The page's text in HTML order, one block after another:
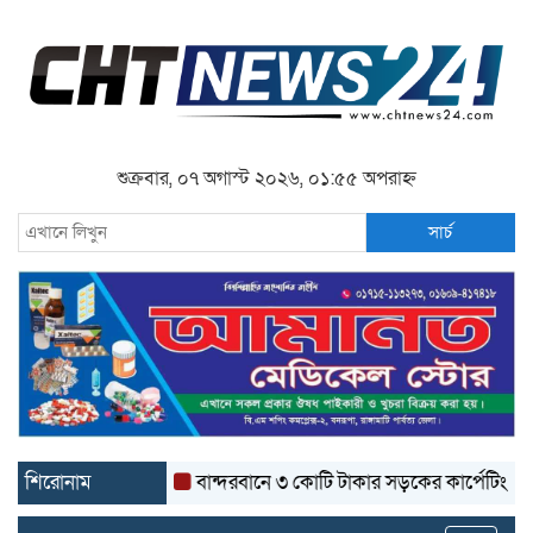
শুক্রবার, ০৭ অগাস্ট ২০২৬, ০১:৫৫ অপরাহ্ন
সার্চ
শিরোনাম বান্দরবানে ৩ কোটি টাকার সড়কের কার্পেটিং উঠে